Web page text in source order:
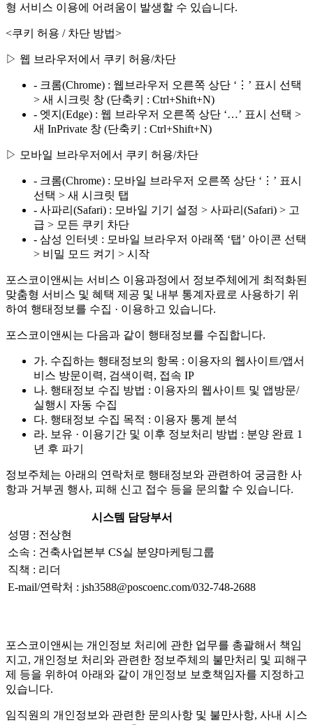
형 서비스 이용에 어려움이 발생할 수 있습니다.
<쿠키 허용 / 차단 방법>
▷ 웹 브라우저에서 쿠키 허용/차단
- 크롬(Chrome) : 웹브라우저 오른쪽 상단 ‘⋮’ 표시 선택
> 새 시크릿 창 (단축키 : Ctrl+Shift+N)
- 엣지(Edge) : 웹 브라우저 오른쪽 상단 ‘…’ 표시 선택 >
새 InPrivate 창 (단축키 : Ctrl+Shift+N)
▷ 모바일 브라우저에서 쿠키 허용/차단
- 크롬(Chrome) : 모바일 브라우저 오른쪽 상단 ‘⋮’ 표시
선택 > 새 시크릿 탭
- 사파리(Safari) : 모바일 기기 설정 > 사파리(Safari) > 고
급 > 모든 쿠키 차단
- 삼성 인터넷 : 모바일 브라우저 아래쪽 ‘탭’ 아이콘 선택
> 비밀 모드 켜기 > 시작
포스코이앤씨는 서비스 이용과정에서 정보주체에게 최적화된
맞춤형 서비스 및 혜택 제공 및 내부 통계자료로 사용하기 위
하여 행태정보를 수집 · 이용하고 있습니다.
포스코이앤씨는 다음과 같이 행태정보를 수집합니다.
가. 수집하는 행태정보의 항목 : 이용자의 웹사이트/앱서
비스 방문이력, 검색이력, 접속 IP
나. 행태정보 수집 방법 : 이용자의 웹사이트 및 앱방문/
실행시 자동 수집
다. 행태정보 수집 목적 : 이용자 통계 분석
라. 보유 · 이용기간 및 이후 정보처리 방법 : 분양 완료 1
년 후 파기
정보주체는 아래의 연락처로 행태정보와 관련하여 궁금한 사
항과 거부권 행사, 피해 신고 접수 등을 문의할 수 있습니다.
시스템 담당부서
성명 : 전상현
소속 : 건축사업본부 CS실 분양마케팅그룹
직책 : 리더
E-mail/연락처 : jsh3588@poscoenc.com/032-748-2688
포스코이앤씨는 개인정보 처리에 관한 업무를 총괄해서 책임
지고, 개인정보 처리와 관련한 정보주체의 불만처리 및 피해구
제 등을 위하여 아래와 같이 개인정보 보호책임자를 지정하고
있습니다.
임직원의 개인정보와 관련한 문의사항 및 불만사항, 사내 시스